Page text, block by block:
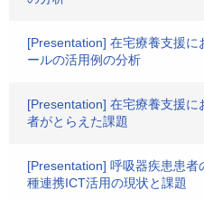
[Presentation] 在宅療養支援に
ールの活用例の分析
[Presentation] 在宅療養支援に
者がとらえた課題
[Presentation] 呼吸器疾患患
種連携ICT活用の現状と課題